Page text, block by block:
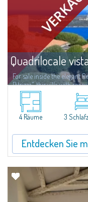
Quadrilocale
For sale inside the elegant
Pitrizza", this villa with sea
rediscover your well-
overlooking the...
4 Räume
3
Entdecken Sie